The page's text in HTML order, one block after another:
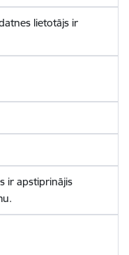
lietotājs ir
ir apstiprinājis